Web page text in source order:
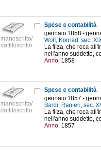
manoscritto/
dattiloscritto
Spese e contabilità
gennaio 1858 -
Wolf, Konrad, sec.
La filza, che reca
nell'anno suddetto,
Anno: 1858
manoscritto/
dattiloscritto
Spese e contabilità
gennaio 1857 -
Bardi, Ranieri, sec.
La filza, che reca
nell'anno suddetto,
Anno: 1857